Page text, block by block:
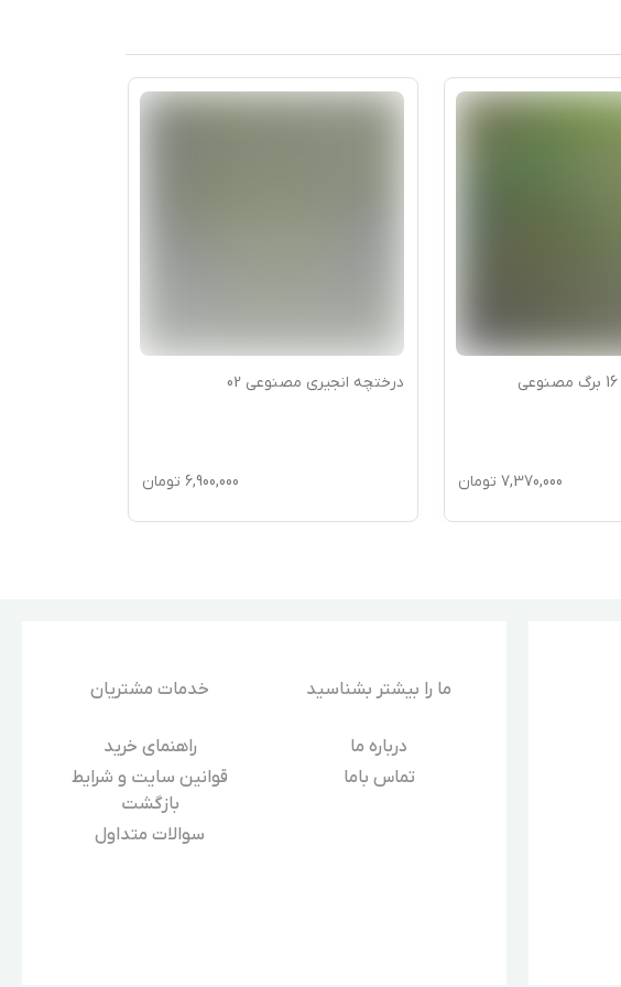
7,370,000 تومان
درختچه انجیری مصنوعی 02
6,900,000 تومان
ما را بیشتر بشناسید
درباره‌ ما
تماس باما
خدمات مشتریان
راهنمای خرید
قوانین سایت و شرایط
بازگشت
سوالات متداول